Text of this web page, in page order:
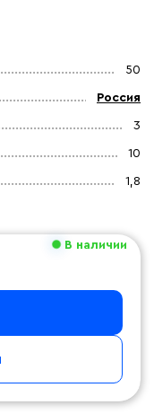
50
Россия
3
10
1,8
В наличии